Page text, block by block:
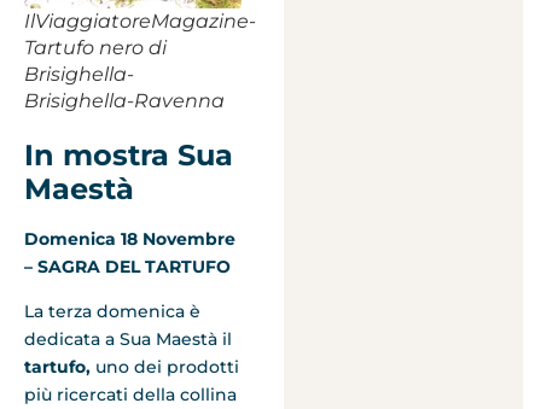
IlViaggiatoreMagazine-
Tartufo nero di
Brisighella-
Brisighella-Ravenna
In mostra Sua
Maestà
Domenica 18 Novembre
– SAGRA DEL TARTUFO
La terza domenica è
dedicata a Sua Maestà il
tartufo, uno dei prodotti
più ricercati della collina